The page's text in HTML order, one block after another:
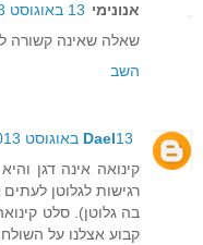
אנונימי 13 באוגוסט 2013 בשעה 17:23
שאלה שאינה קשורה
השב
Dael13 באוגוסט 2013 בשעה 23:10
קינואה אינה דגן
רגישות לגלוטן
בה גלוטן). סלט
קבוע אצלנו על